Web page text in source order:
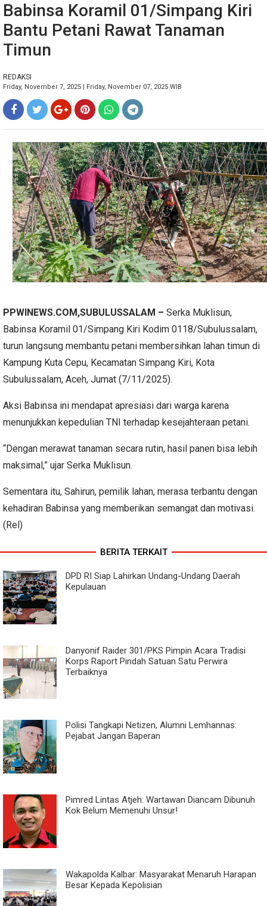
Babinsa Koramil 01/Simpang Kiri
Bantu Petani Rawat Tanaman
Timun
REDAKSI
Friday, November 7, 2025 | Friday, November 07, 2025 WIB
PPWINEWS.COM,SUBULUSSALAM – Serka Muklisun,
Babinsa Koramil 01/Simpang Kiri Kodim 0118/Subulussalam,
turun langsung membantu petani membersihkan lahan timun di
Kampung Kuta Cepu, Kecamatan Simpang Kiri, Kota
Subulussalam, Aceh, Jumat (7/11/2025).
Aksi Babinsa ini mendapat apresiasi dari warga karena
menunjukkan kepedulian TNI terhadap kesejahteraan petani.
“Dengan merawat tanaman secara rutin, hasil panen bisa lebih
maksimal,” ujar Serka Muklisun.
Sementara itu, Sahirun, pemilik lahan, merasa terbantu dengan
kehadiran Babinsa yang memberikan semangat dan motivasi.
(Rel)
BERITA TERKAIT
DPD RI Siap Lahirkan Undang-Undang Daerah
Kepulauan
Danyonif Raider 301/PKS Pimpin Acara Tradisi
Korps Raport Pindah Satuan Satu Perwira
Terbaiknya
Polisi Tangkapi Netizen, Alumni Lemhannas:
Pejabat Jangan Baperan
Pimred Lintas Atjeh: Wartawan Diancam Dibunuh
Kok Belum Memenuhi Unsur!
Wakapolda Kalbar: Masyarakat Menaruh Harapan
Besar Kepada Kepolisian